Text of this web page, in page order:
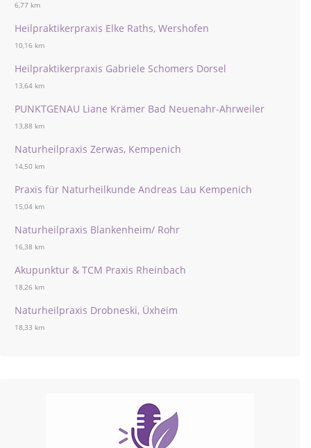
6,77 km
Heilpraktikerpraxis Elke Raths, Wershofen
10,16 km
Heilpraktikerpraxis Gabriele Schomers Dorsel
13,64 km
PUNKTGENAU Liane Krämer Bad Neuenahr-Ahrweiler
13,88 km
Naturheilpraxis Zerwas, Kempenich
14,50 km
Praxis für Naturheilkunde Andreas Lau Kempenich
15,04 km
Naturheilpraxis Blankenheim/ Rohr
16,38 km
Akupunktur & TCM Praxis Rheinbach
18,26 km
Naturheilpraxis Drobneski, Üxheim
18,33 km